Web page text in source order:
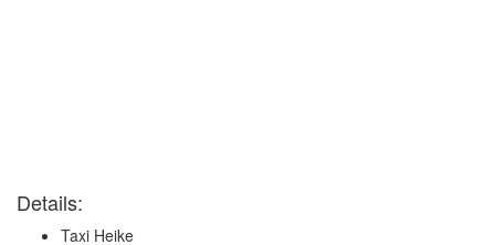
Details:
Taxi Heike